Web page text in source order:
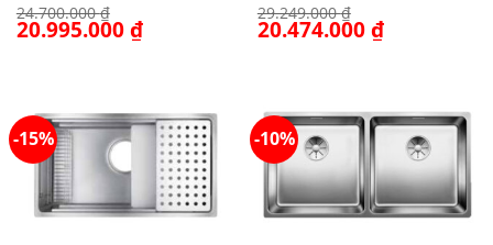
24.700.000₫
Giá
gốc
20.995.000₫Giá
hiện
29.249.000₫
Giá
gốc
20.474.000₫Giá
hiện
-15% -10%